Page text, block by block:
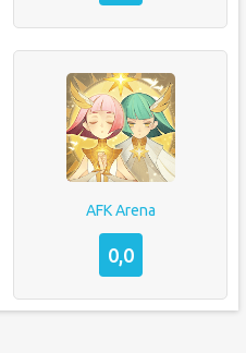
AFK Arena
0,0